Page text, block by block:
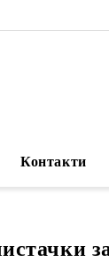
Контакти